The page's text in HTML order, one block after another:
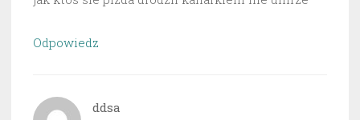
Odpowiedz
ddsa